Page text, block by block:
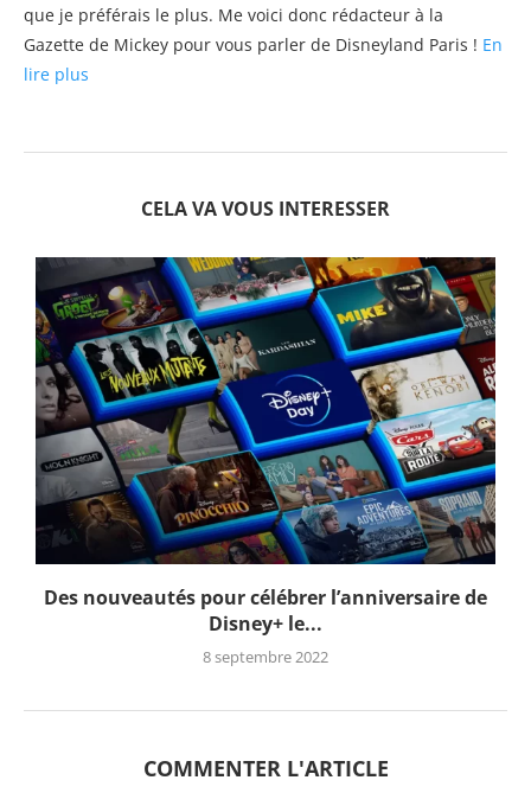
que je préférais le plus. Me voici donc rédacteur à la
Gazette de Mickey pour vous parler de Disneyland Paris ! En
lire plus
CELA VA VOUS INTERESSER
Des nouveautés pour célébrer l’anniversaire de
Disney+ le...
8 septembre 2022
COMMENTER L'ARTICLE